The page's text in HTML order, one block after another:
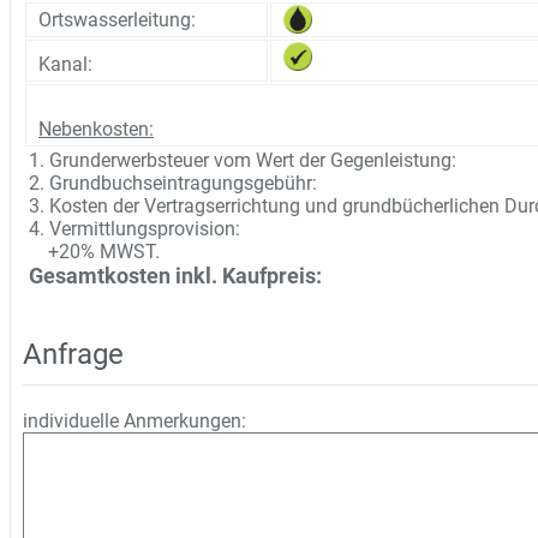
Ortswasserleitung:
Kanal:
Nebenkosten:
1. Grunderwerbsteuer vom Wert der Gegenleistung:
2. Grundbuchseintragungsgebühr:
3. Kosten der Vertragserrichtung und grundbücherlichen
4. Vermittlungsprovision:
+20% MWST.
Gesamtkosten inkl. Kaufpreis:
Anfrage
individuelle Anmerkungen: